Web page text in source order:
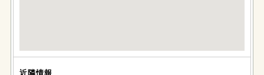
近隣情報